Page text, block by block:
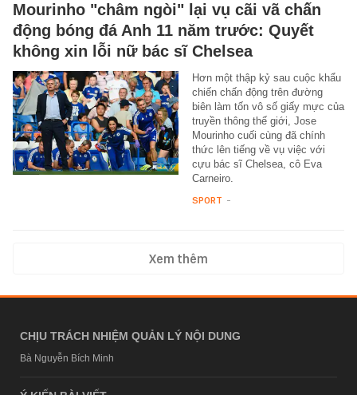
Mourinho "châm ngòi" lại vụ cãi vã chấn
động bóng đá Anh 11 năm trước: Quyết
không xin lỗi nữ bác sĩ Chelsea
Hơn một thập kỷ sau cuộc khẩu
chiến chấn động trên đường
biên làm tốn vô số giấy mực của
truyền thông thế giới, Jose
Mourinho cuối cùng đã chính
thức lên tiếng về vụ việc với
cựu bác sĩ Chelsea, cô Eva
Carneiro.
SPORT -
Xem thêm
CHỊU TRÁCH NHIỆM QUẢN LÝ NỘI DUNG
Bà Nguyễn Bích Minh